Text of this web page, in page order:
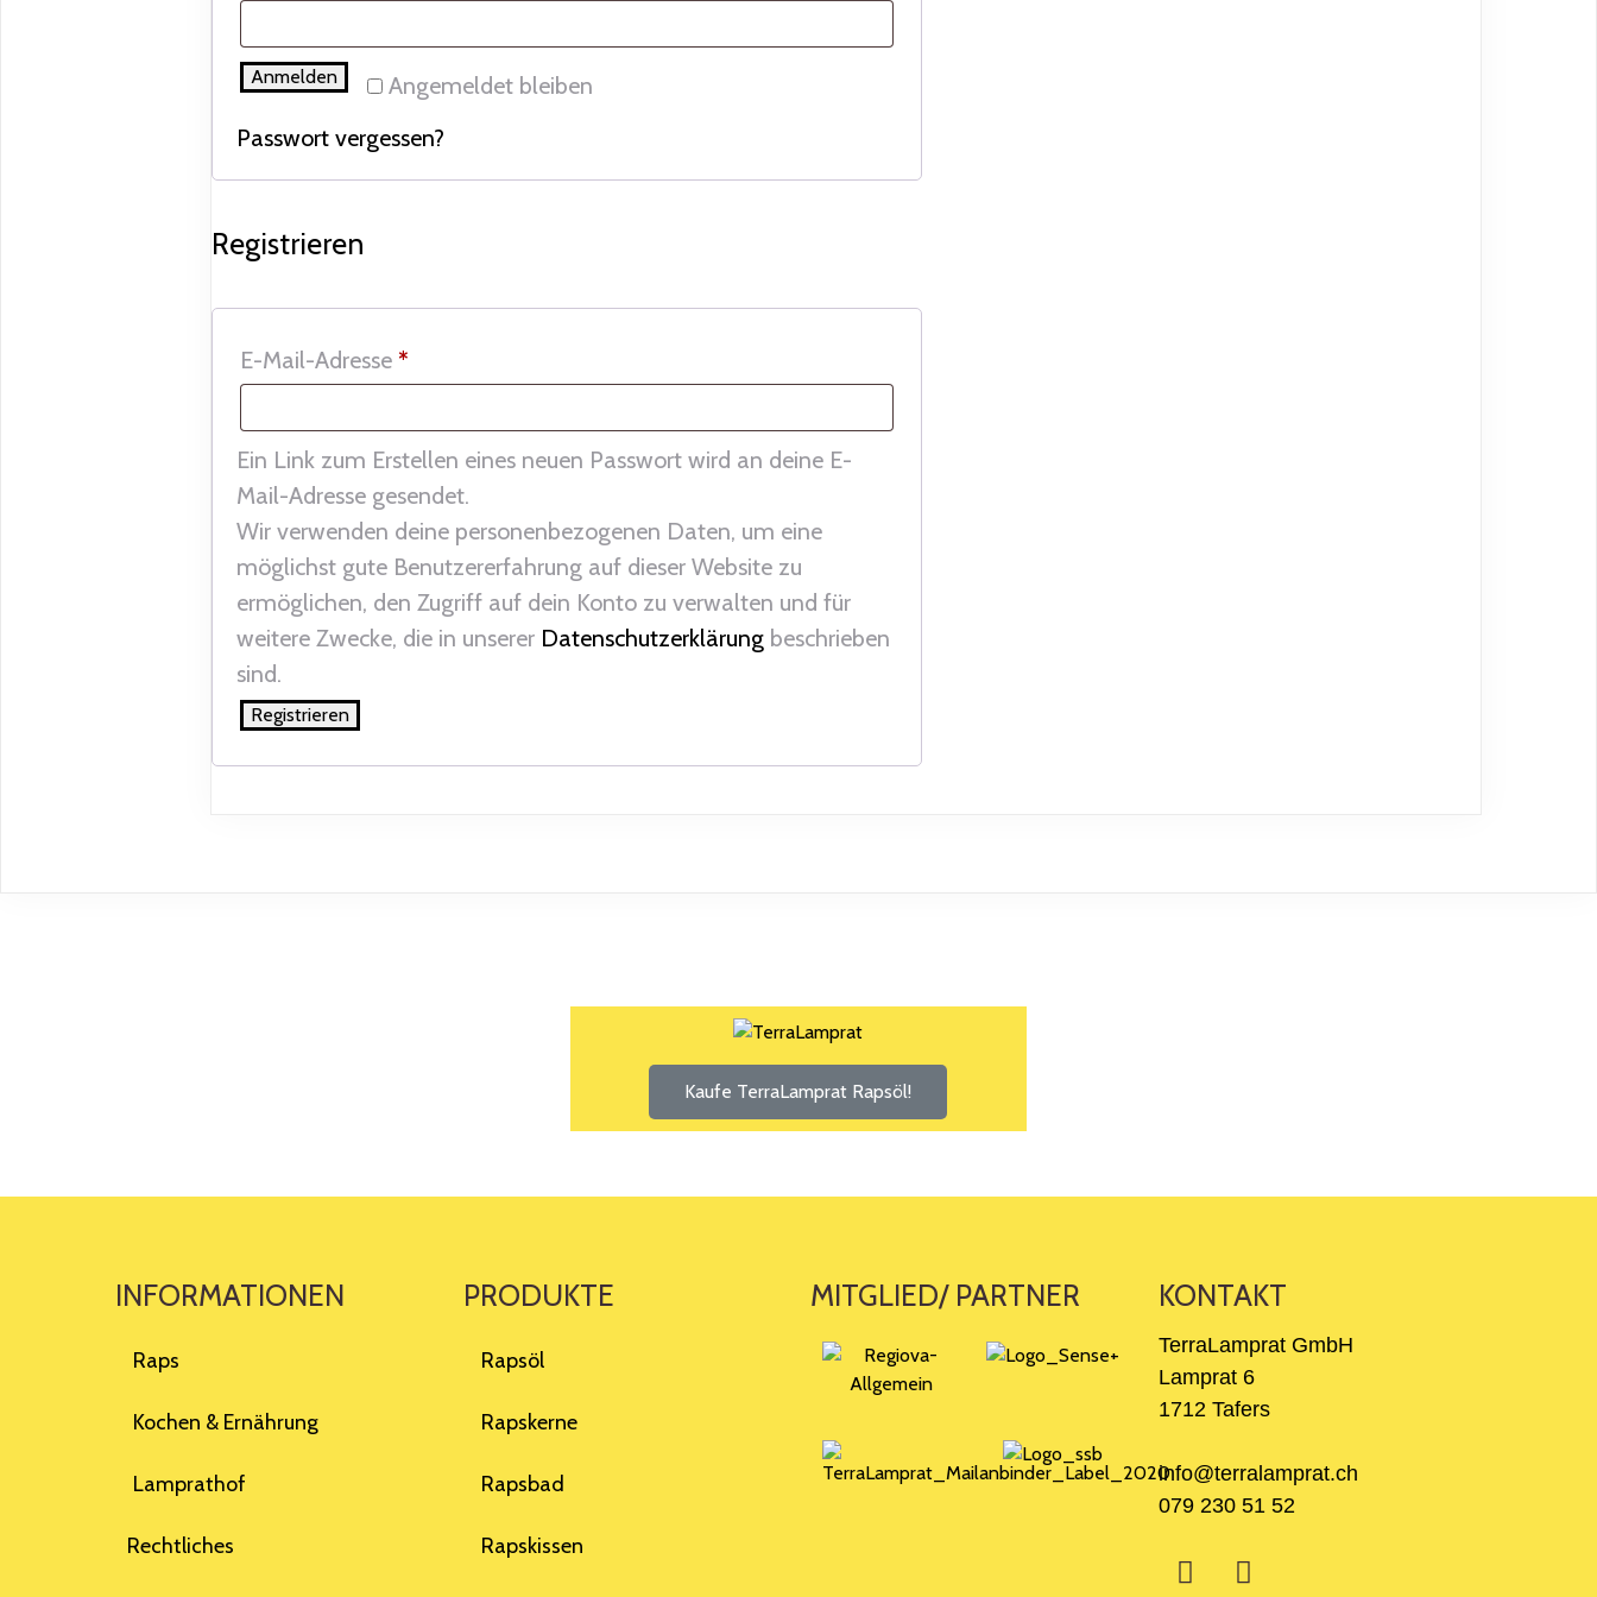
Angemeldet bleiben
Anmelden
Passwort vergessen?
Registrieren
E-Mail-Adresse *
Ein Link zum Erstellen eines neuen Passwort wird an deine E-
Mail-Adresse gesendet.
Wir verwenden deine personenbezogenen Daten, um eine
möglichst gute Benutzererfahrung auf dieser Website zu
ermöglichen, den Zugriff auf dein Konto zu verwalten und für
weitere Zwecke, die in unserer Datenschutzerklärung beschrieben
sind.
Registrieren
Kaufe TerraLamprat Rapsöl!
INFORMATIONEN
Raps
Kochen & Ernährung
Lamprathof
Rechtliches
PRODUKTE
Rapsöl
Rapskerne
Rapsbad
Rapskissen
MITGLIED/ PARTNER KONTAKT
TerraLamprat GmbH
Lamprat 6
1712 Tafers
info@terralamprat.ch
079 230 51 52